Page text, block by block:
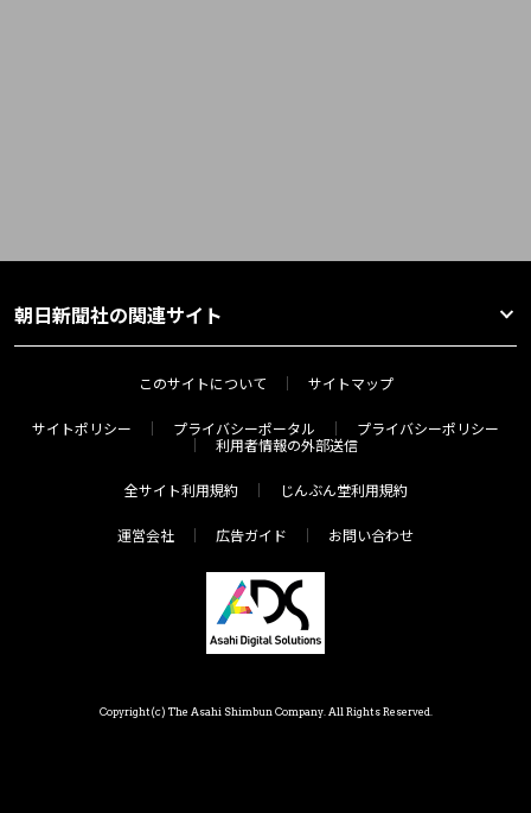
朝日新聞社の関連サイト
このサイトについて サイトマップ
サイトポリシー プライバシーポータル
プライバシーポリシー
利用者情報の外部送信
全サイト利用規約 じんぶん堂利用規約
運営会社 広告ガイド お問い合わせ
Copyright(c) The Asahi Shimbun Company. All Rights Reserved.